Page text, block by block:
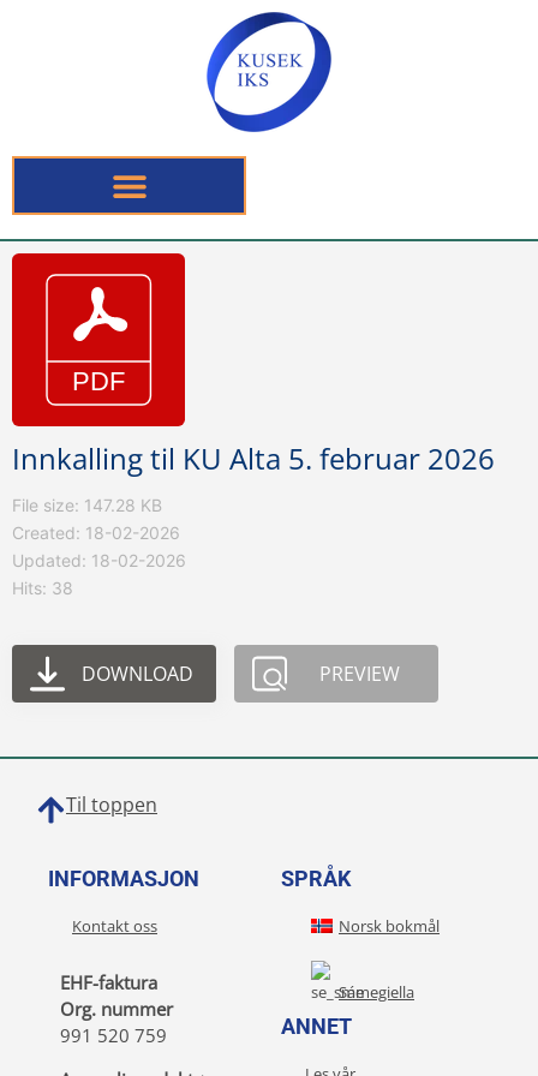
Innkalling til KU Alta 5. februar 2026
File size: 147.28 KB
Created: 18-02-2026
Updated: 18-02-2026
Hits: 38
DOWNLOAD PREVIEW
Til toppen
INFORMASJON
Kontakt oss
EHF-faktura
Org. nummer
991 520 759
SPRÅK
Norsk bokmål
Sámegiella
ANNET